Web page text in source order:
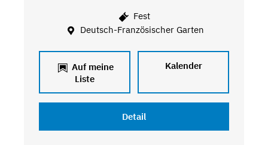
Fest
Deutsch-Französischer Garten
Auf meine
Liste
Kalender
Detail